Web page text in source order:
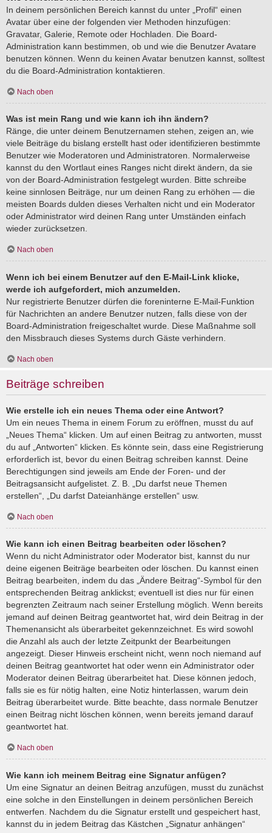
In deinem persönlichen Bereich kannst du unter „Profil“ einen
Avatar über eine der folgenden vier Methoden hinzufügen:
Gravatar, Galerie, Remote oder Hochladen. Die Board-
Administration kann bestimmen, ob und wie die Benutzer Avatare
benutzen können. Wenn du keinen Avatar benutzen kannst, solltest
du die Board-Administration kontaktieren.
Nach oben
Was ist mein Rang und wie kann ich ihn ändern?
Ränge, die unter deinem Benutzernamen stehen, zeigen an, wie
viele Beiträge du bislang erstellt hast oder identifizieren bestimmte
Benutzer wie Moderatoren und Administratoren. Normalerweise
kannst du den Wortlaut eines Ranges nicht direkt ändern, da sie
von der Board-Administration festgelegt wurden. Bitte schreibe
keine sinnlosen Beiträge, nur um deinen Rang zu erhöhen — die
meisten Boards dulden dieses Verhalten nicht und ein Moderator
oder Administrator wird deinen Rang unter Umständen einfach
wieder zurücksetzen.
Nach oben
Wenn ich bei einem Benutzer auf den E-Mail-Link klicke,
werde ich aufgefordert, mich anzumelden.
Nur registrierte Benutzer dürfen die foreninterne E-Mail-Funktion
für Nachrichten an andere Benutzer nutzen, falls diese von der
Board-Administration freigeschaltet wurde. Diese Maßnahme soll
den Missbrauch dieses Systems durch Gäste verhindern.
Nach oben
Beiträge schreiben
Wie erstelle ich ein neues Thema oder eine Antwort?
Um ein neues Thema in einem Forum zu eröffnen, musst du auf
„Neues Thema“ klicken. Um auf einen Beitrag zu antworten, musst
du auf „Antworten“ klicken. Es könnte sein, dass eine Registrierung
erforderlich ist, bevor du einen Beitrag schreiben kannst. Deine
Berechtigungen sind jeweils am Ende der Foren- und der
Beitragsansicht aufgelistet. Z. B. „Du darfst neue Themen
erstellen“, „Du darfst Dateianhänge erstellen“ usw.
Nach oben
Wie kann ich einen Beitrag bearbeiten oder löschen?
Wenn du nicht Administrator oder Moderator bist, kannst du nur
deine eigenen Beiträge bearbeiten oder löschen. Du kannst einen
Beitrag bearbeiten, indem du das „Ändere Beitrag“-Symbol für den
entsprechenden Beitrag anklickst; eventuell ist dies nur für einen
begrenzten Zeitraum nach seiner Erstellung möglich. Wenn bereits
jemand auf deinen Beitrag geantwortet hat, wird dein Beitrag in der
Themenansicht als überarbeitet gekennzeichnet. Es wird sowohl
die Anzahl als auch der letzte Zeitpunkt der Bearbeitungen
angezeigt. Dieser Hinweis erscheint nicht, wenn noch niemand auf
deinen Beitrag geantwortet hat oder wenn ein Administrator oder
Moderator deinen Beitrag überarbeitet hat. Diese können jedoch,
falls sie es für nötig halten, eine Notiz hinterlassen, warum dein
Beitrag überarbeitet wurde. Bitte beachte, dass normale Benutzer
einen Beitrag nicht löschen können, wenn bereits jemand darauf
geantwortet hat.
Nach oben
Wie kann ich meinem Beitrag eine Signatur anfügen?
Um eine Signatur an deinen Beitrag anzufügen, musst du zunächst
eine solche in den Einstellungen in deinem persönlichen Bereich
entwerfen. Nachdem du die Signatur erstellt und gespeichert hast,
kannst du in jedem Beitrag das Kästchen „Signatur anhängen“